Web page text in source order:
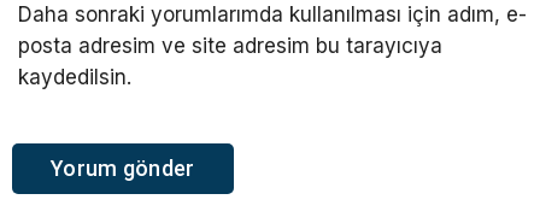
Daha sonraki yorumlarımda kullanılması için adım, e-
posta adresim ve site adresim bu tarayıcıya
kaydedilsin.